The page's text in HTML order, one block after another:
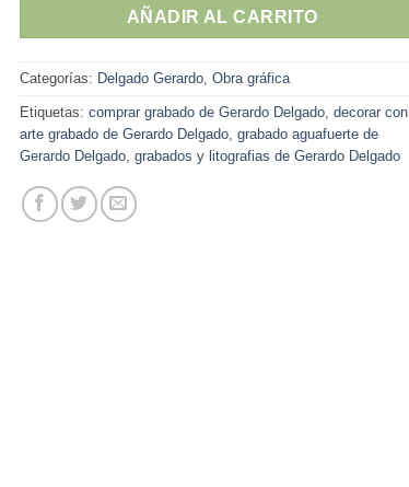
AÑADIR AL CARRITO
Categorías: Delgado Gerardo ,Obra gráfica
Etiquetas:comprar grabado de Gerardo Delgado ,decorar con
arte grabado de Gerardo Delgado ,grabado aguafuerte de
Gerardo Delgado ,grabados y litografias de Gerardo Delgado